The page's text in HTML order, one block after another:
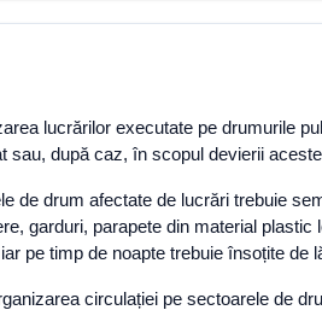
lucrărilor executate pe drumurile
sau, după caz, în scopul devierii
de drum afectate de lucrări trebuie
garduri, parapete din material
pe timp de noapte trebuie însoțite de
circulației pe sectoarele de